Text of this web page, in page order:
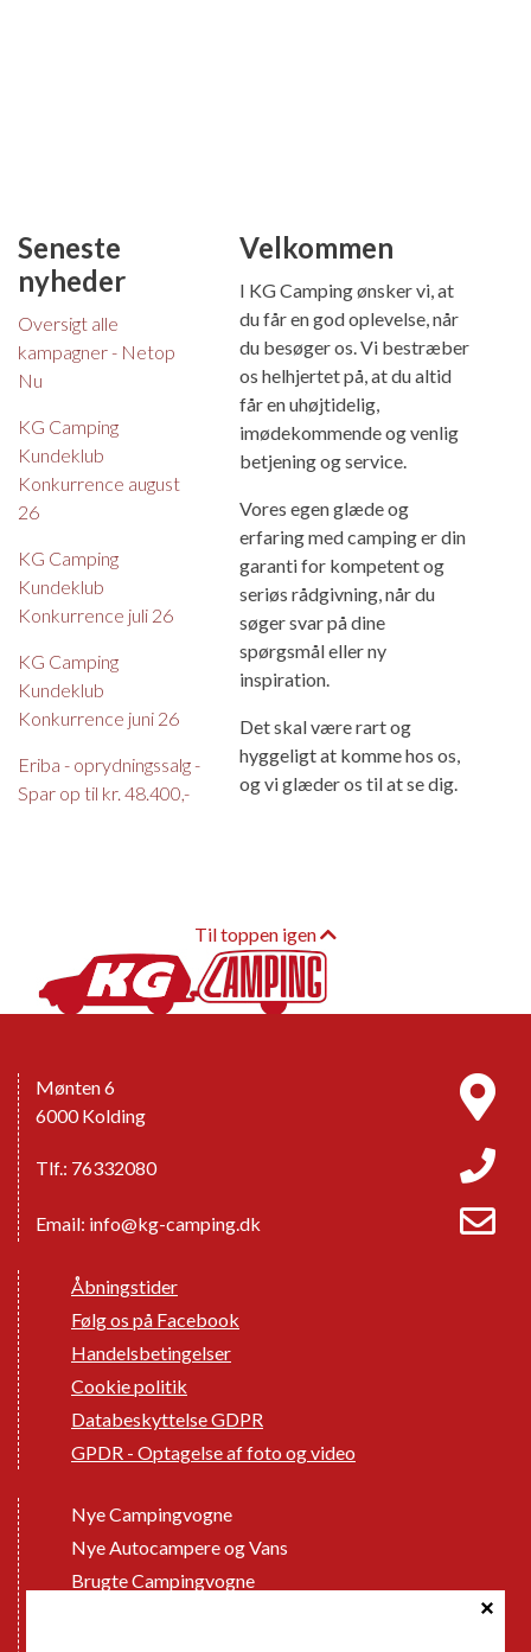
Seneste
nyheder
Oversigt alle
kampagner - Netop
Nu
KG Camping
Kundeklub
Konkurrence august
26
KG Camping
Kundeklub
Konkurrence juli 26
KG Camping
Kundeklub
Konkurrence juni 26
Eriba - oprydningssalg -
Spar op til kr. 48.400,-
Velkommen
I KG Camping ønsker vi, at
du får en god oplevelse, når
du besøger os. Vi bestræber
os helhjertet på, at du altid
får en uhøjtidelig,
imødekommende og venlig
betjening og service.
Vores egen glæde og
erfaring med camping er din
garanti for kompetent og
seriøs rådgivning, når du
søger svar på dine
spørgsmål eller ny
inspiration.
Det skal være rart og
hyggeligt at komme hos os,
og vi glæder os til at se dig.
Til toppen igen
Mønten 6
6000 Kolding
Tlf.: 76332080
Email: info@kg-camping.dk
Åbningstider
Følg os på Facebook
Handelsbetingelser
Cookie politik
Databeskyttelse GDPR
GPDR - Optagelse af foto og video
Nye Campingvogne
Nye Autocampere og Vans
Brugte Campingvogne